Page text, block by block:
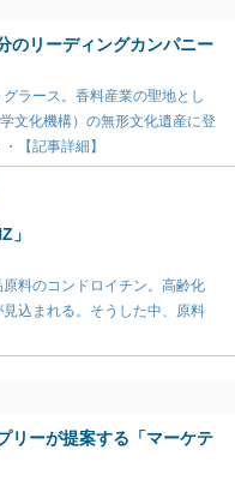
のリーディングカンパニー
ラース。香料産業の聖地とし
文化機構）の無形文化遺産に登
【記事詳細】
」
料のコンドロイチン。高齢化
込まれる。そうした中、原料
リーが提案する「マーケテ